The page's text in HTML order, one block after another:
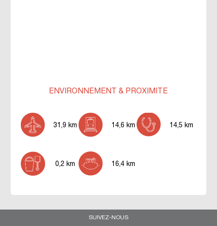
ENVIRONNEMENT & PROXIMITÉ
31,9 km 14,6 km 14,5 km
0,2 km 16,4 km
SUIVEZ-NOUS